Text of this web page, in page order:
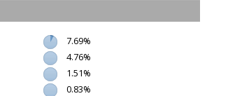
7.69%
4.76%
1.51%
0.83%